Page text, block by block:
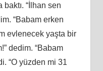
“İlhan sen
“Babam erken
evlenecek yaşta bir
dedim. “Babam
“O yüzden mi 31